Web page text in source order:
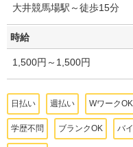
大井競馬場駅～徒歩15分
時給
1,500円～1,500円
日払い 週払い WワークOK
学歴不問 ブランクOK バ